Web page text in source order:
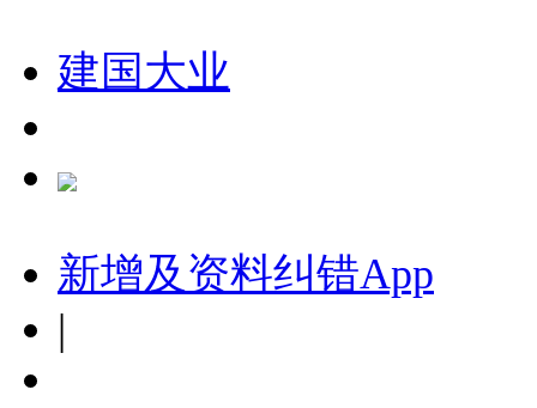
建国大业
新增及资料纠错App
|